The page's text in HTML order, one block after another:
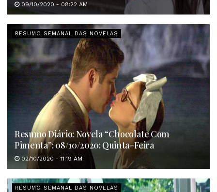
09/10/2020 - 08:22 AM
RESUMO SEMANAL DAS NOVELAS
Resumo Diário: Novela “Chocolate Com
Pimenta”: 08/10/2020: Quinta-Feira
02/10/2020 - 11:19 AM
RESUMO SEMANAL DAS NOVELAS